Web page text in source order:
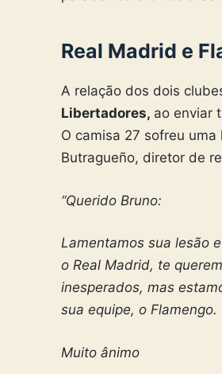
Real Madrid e
A relação dos dois
Libertadores, ao enviar
O camisa 27 sofreu
Butragueño, diretor de
“Querido Bruno:
Lamentamos sua lesão
o Real Madrid, te
inesperados, mas
sua equipe, o Flamengo.
Muito ânimo